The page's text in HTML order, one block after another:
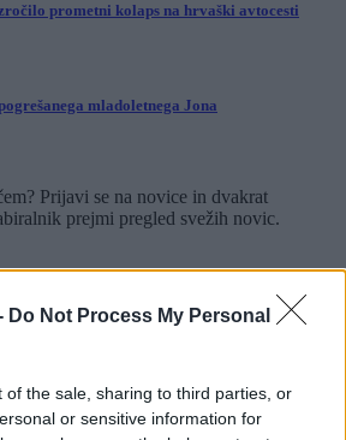
Do Not Process My Personal
of the sale, sharing to third parties, or
or sensitive information for
prometni kolaps na hrvaški avtocesti
mladoletnega Jona
Prijavi se na novice in dvakrat
prejmi pregled svežih novic.
fotografijo ali video, ki bi nas utegnila